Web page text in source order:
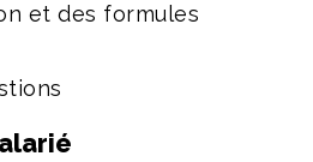
et des formules